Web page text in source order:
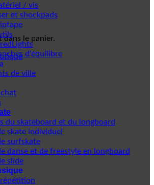
le panier.
/ vis
et shockpads
d'équilibre
de ville
du skateboard et du longboard
skate individuel
surfskate
danse et de freestyle en longboard
slide